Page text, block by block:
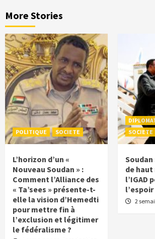
More Stories
POLITIQUE SOCIETE
L’horizon d’un «
Nouveau Soudan » :
Comment l’Alliance des
« Ta’sees » présente-t-
elle la vision d’Hemedti
pour mettre fin à
l’exclusion et légitimer
le fédéralisme ?
SOCIETE
Soudan
de haut
l’IGAD
2